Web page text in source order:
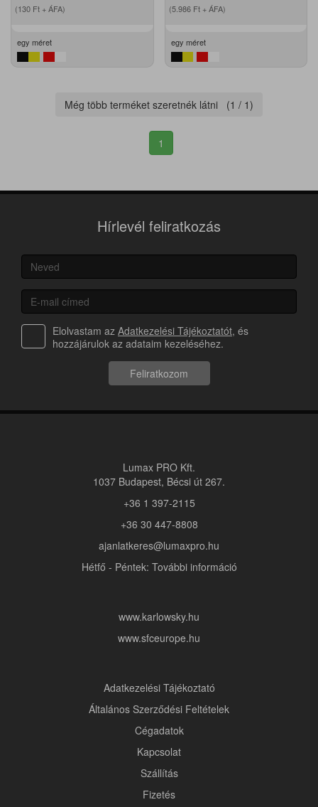
(130 Ft + ÁFA)
egy méret
(5.986 Ft+ ÁFA)
egy méret
Még több terméket szeretnék látni (1 / 1)
1
Hírlevél feliratkozás
Elolvastam az Adatkezelési Tájékoztatót, és
hozzájárulok az adataim kezeléséhez.
Feliratkozom
Lumax PRO Kft.
1037 Budapest, Bécsi út 267.
+36 1 397-2115
+36 30 447-8808
ajanlatkeres@lumaxpro.hu
Hétfő - Péntek: További információ
www.karlowsky.hu
www.sfceurope.hu
Adatkezelési Tájékoztató
Általános Szerződési Feltételek
Cégadatok
Kapcsolat
Szállítás
Fizetés